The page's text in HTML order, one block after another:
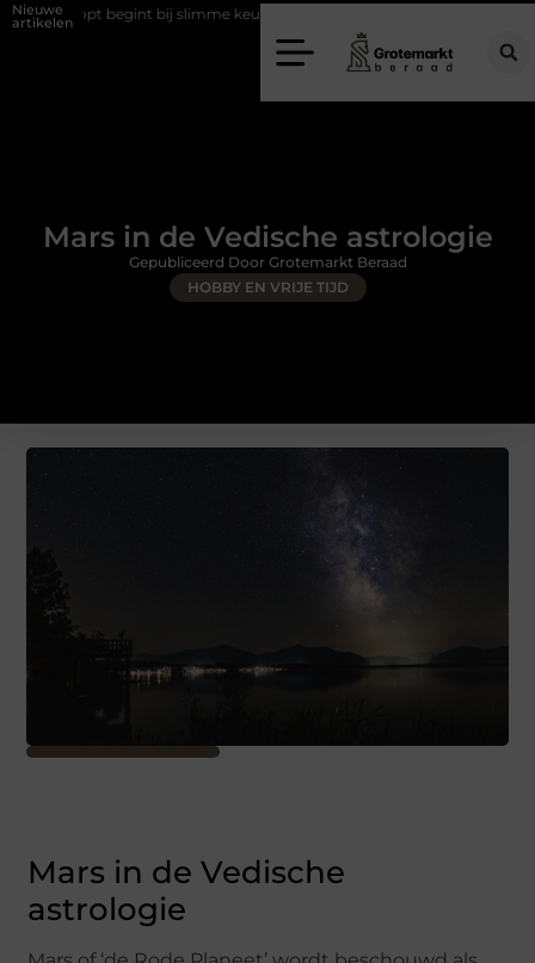
Nieuwe
artikelen
begint bij slimme keuzes Waarom kiezen voor een rijschool in
Mars in de Vedische astrologie
HOBBY EN VRIJE TIJD
Gepubliceerd Door Grotemarkt Beraad
Mars in de Vedische
astrologie